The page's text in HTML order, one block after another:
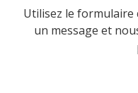
Utilisez le formulaire
un message et